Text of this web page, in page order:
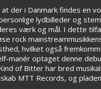
der i Danmark findes en
lydbilleder og
værk og mål. I dette
rock
hvilket også
manér optaget denne
of Bitter har bred
MTT Records, og